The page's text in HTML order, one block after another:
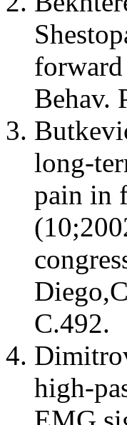
Behav.
long-
pain in
C.492.
high-